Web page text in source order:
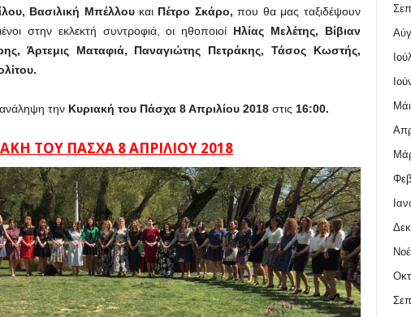
Βασιλική Μπέλλουκαι Πέτρο Σκάρο, που θα μας ταξιδέψουν
στην εκλεκτή συντροφιά, οι ηθοποιοί Ηλίας Μελέτης, Βίβιαν
Άρτεμις Ματαφιά, Παναγιώτης Πετράκης, Τάσος Κωστής,
την Κυριακή του Πάσχα 8 Απριλίου 2018στις 16:00.
ΤΟΥ ΠΑΣΧΑ 8 ΑΠΡΙΛΙΟΥ 2018